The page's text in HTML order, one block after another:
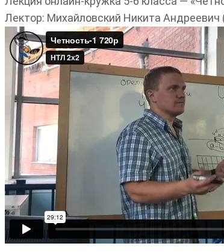
Лектор: Михайловский Никита Андреевич